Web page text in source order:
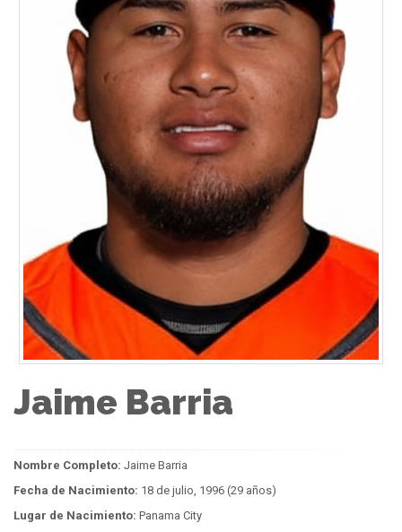
Jaime Barria
Nombre Completo: Jaime Barria
Fecha de Nacimiento: 18 de julio, 1996 (29 años)
Lugar de Nacimiento: Panama City